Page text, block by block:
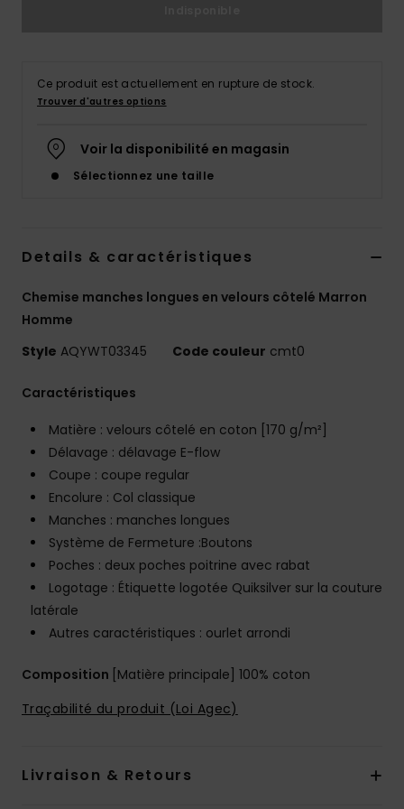
Ce produit est actuellement en rupture de stock.
Trouver d'autres options
Voir la disponibilité en magasin
Sélectionnez une taille
Details & caractéristiques
Chemise manches longues en velours côtelé Marron
Homme
Style AQYWT03345 Code couleur cmt0
Caractéristiques
Matière : velours côtelé en coton [170 g/m²]
Délavage : délavage E-flow
Coupe : coupe regular
Encolure : Col classique
Manches : manches longues
Système de Fermeture :Boutons
Poches : deux poches poitrine avec rabat
Logotage : Étiquette logotée Quiksilver sur la couture
latérale
Autres caractéristiques : ourlet arrondi
Composition [Matière principale] 100% coton
Traçabilité du produit (Loi Agec)
Livraison & Retours